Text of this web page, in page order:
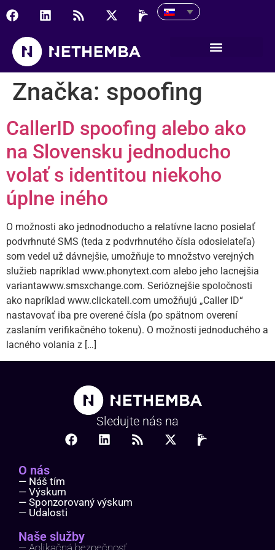
Značka: spoofing
CallerID spoofing alebo ako
na Slovensku jednoducho
volať s identitou niekoho
úplne iného
O možnosti ako jednodnoducho a relatívne lacno posielať
podvrhnuté SMS (teda z podvrhnutého čísla odosielateľa)
som vedel už dávnejšie, umožňuje to množstvo verejných
služieb napríklad www.phonytext.com alebo jeho lacnejšia
variantawww.smsxchange.com. Serióznejšie spoločnosti
ako napríklad www.clickatell.com umožňujú „Caller ID“
nastavovať iba pre overené čísla (po spätnom overení
zaslaním verifikačného tokenu). O možnosti jednoduchého a
lacného volania z […]
Sledujte nás na
O nás
— Náš tím
— Výskum
— Sponzorovaný výskum
— Udalosti
Naše služby